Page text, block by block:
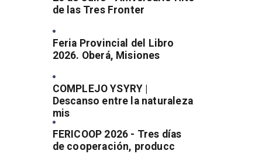
de las Tres Fronter
Feria Provincial del Libro
2026. Oberá, Misiones
COMPLEJO YSYRY |
Descanso entre la naturaleza
mis
FERICOOP 2026 - Tres días
de cooperación, producc